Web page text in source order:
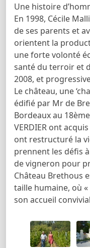
Une histoire
En 1998, Cécile
de ses parents et
orientent la
une forte volonté
santé du terroir et
2008, et
Le château, une
édifié par Mr de
Bordeaux au
VERDIER ont
ont restructuré la
prennent les défis
de vigneron pour
Château Brethous
taille humaine, où
son accueil